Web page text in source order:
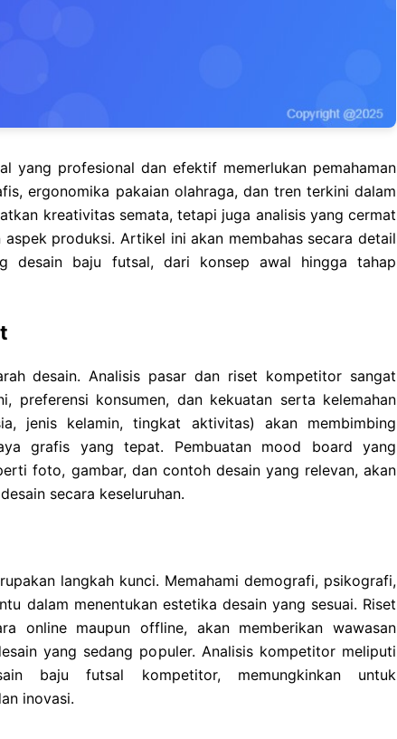
yang profesional dan efektif memerlukan pemahaman
ergonomika pakaian olahraga, dan tren terkini dalam
kreativitas semata, tetapi juga analisis yang cermat
produksi. Artikel ini akan membahas secara detail
desain baju futsal, dari konsep awal hingga tahap
desain. Analisis pasar dan riset kompetitor sangat
preferensi konsumen, dan kekuatan serta kelemahan
jenis kelamin, tingkat aktivitas) akan membimbing
grafis yang tepat. Pembuatan mood board yang
foto, gambar, dan contoh desain yang relevan, akan
secara keseluruhan.
langkah kunci. Memahami demografi, psikografi,
dalam menentukan estetika desain yang sesuai. Riset
online maupun offline, akan memberikan wawasan
yang sedang populer. Analisis kompetitor meliputi
baju futsal kompetitor, memungkinkan untuk
inovasi.